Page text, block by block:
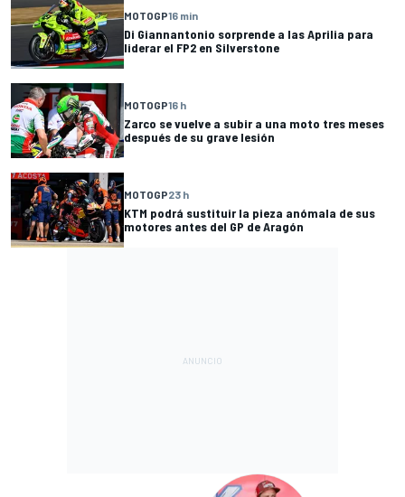
MOTOGP16 min
Di Giannantonio sorprende a las Aprilia para
liderar el FP2 en Silverstone
MOTOGP16 h
Zarco se vuelve a subir a una moto tres meses
después de su grave lesión
MOTOGP23 h
KTM podrá sustituir la pieza anómala de sus
motores antes del GP de Aragón